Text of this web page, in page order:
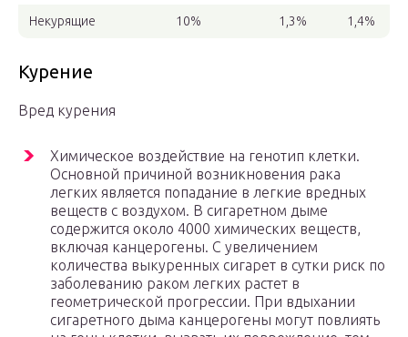
Некурящие 10% 1,3% 1,4%
Курение
Вред курения
Химическое воздействие на генотип клетки.
Основной причиной возникновения рака
легких является попадание в легкие вредных
веществ с воздухом. В сигаретном дыме
содержится около 4000 химических веществ,
включая канцерогены. С увеличением
количества выкуренных сигарет в сутки риск по
заболеванию раком легких растет в
геометрической прогрессии. При вдыхании
сигаретного дыма канцерогены могут повлиять